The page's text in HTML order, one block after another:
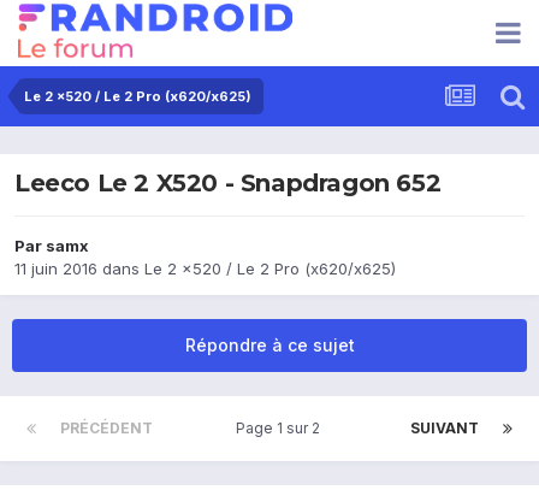
Le 2 x520 / Le 2 Pro (x620/x625)
Leeco Le 2 X520 - Snapdragon 652
Par samx
11 juin 2016 dans Le 2 x520 / Le 2 Pro (x620/x625)
Répondre à ce sujet
PRÉCÉDENT SUIVANT
Page 1 sur 2